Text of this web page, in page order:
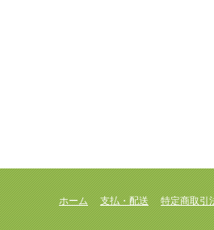
ホーム 支払・配送 特定商取引